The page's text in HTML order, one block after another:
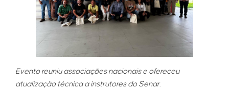
Evento reuniu associações nacionais e ofereceu
atualização técnica a instrutores do Senar.